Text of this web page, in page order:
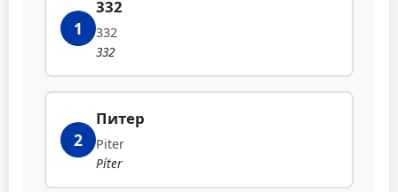
1
332
332
332
2
Питер
Piter
Píter